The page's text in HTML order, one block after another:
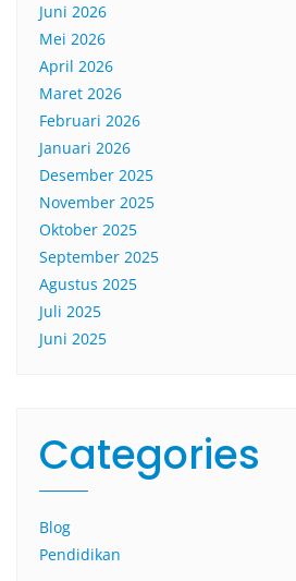
Juni 2026
Mei 2026
April 2026
Maret 2026
Februari 2026
Januari 2026
Desember 2025
November 2025
Oktober 2025
September 2025
Agustus 2025
Juli 2025
Juni 2025
Categories
Blog
Pendidikan